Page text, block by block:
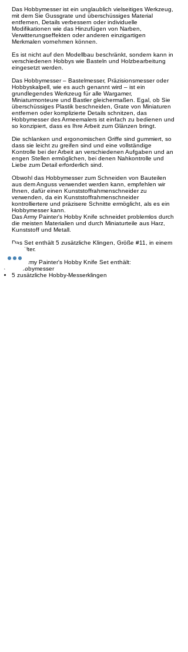
Das Hobbymesser ist ein unglaublich vielseitiges Werkzeug,
mit dem Sie Gussgrate und überschüssiges Material
entfernen, Details verbessern oder individuelle
Modifikationen wie das Hinzufügen von Narben,
Verwitterungseffekten oder anderen einzigartigen
Merkmalen vornehmen können.
Es ist nicht auf den Modellbau beschränkt, sondern kann in
verschiedenen Hobbys wie Basteln und Holzbearbeitung
eingesetzt werden.
Das Hobbymesser – Bastelmesser, Präzisionsmesser oder
Hobbyskalpell, wie es auch genannt wird – ist ein
grundlegendes Werkzeug für alle Wargamer,
Miniaturmonteure und Bastler gleichermaßen. Egal, ob Sie
überschüssiges Plastik beschneiden, Grate von Miniaturen
entfernen oder komplizierte Details schnitzen, das
Hobbymesser des Armeemalers ist einfach zu bedienen und
so konzipiert, dass es Ihre Arbeit zum Glänzen bringt.
Die schlanken und ergonomischen Griffe sind gummiert, so
dass sie leicht zu greifen sind und eine vollständige
Kontrolle bei der Arbeit an verschiedenen Aufgaben und an
engen Stellen ermöglichen, bei denen Nahkontrolle und
Liebe zum Detail erforderlich sind.
Obwohl das Hobbymesser zum Schneiden von Bauteilen
aus dem Anguss verwendet werden kann, empfehlen wir
Ihnen, dafür einen Kunststoffrahmenschneider zu
verwenden, da ein Kunststoffrahmenschneider
kontrolliertere und präzisere Schnitte ermöglicht, als es ein
Hobbymesser kann.
Das Army Painter's Hobby Knife schneidet problemlos durch
die meisten Materialien und durch Miniaturteile aus Harz,
Kunststoff und Metall.
Das Set enthält 5 zusätzliche Klingen, Größe #11, in einem
Behälter.
Das Army Painter's Hobby Knife Set enthält:
1 Hobbymesser
5 zusätzliche Hobby-Messerklingen